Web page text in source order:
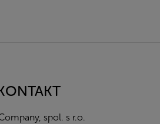
spol. s r.o.